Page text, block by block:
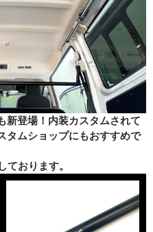
新登場！内装カスタムされて
タムショップにもおすすめで
ております。